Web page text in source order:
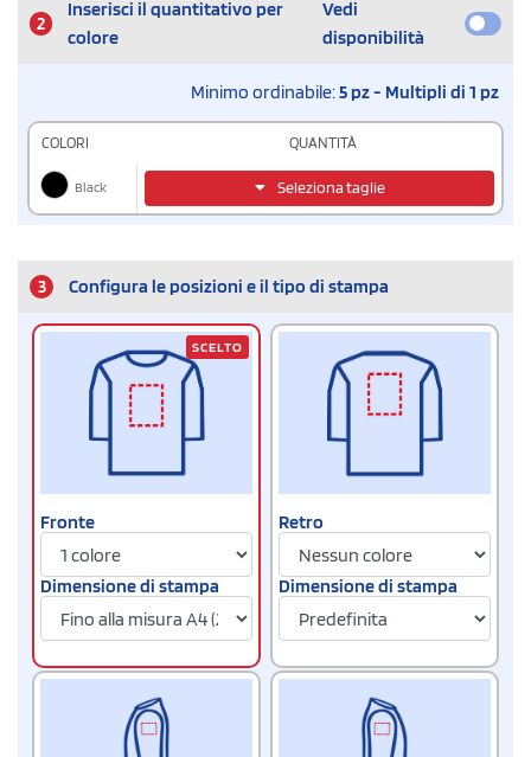
2
Inserisci il quantitativo per
colore
Vedi
disponibilità
Minimo ordinabile:5 pz - Multipli di 1 pz
COLORI QUANTITÀ
Black Seleziona taglie
3 Configura le posizioni e il tipo di stampa
Fronte
Dimensione di stampa
SCELTO
Retro
Dimensione di stampa